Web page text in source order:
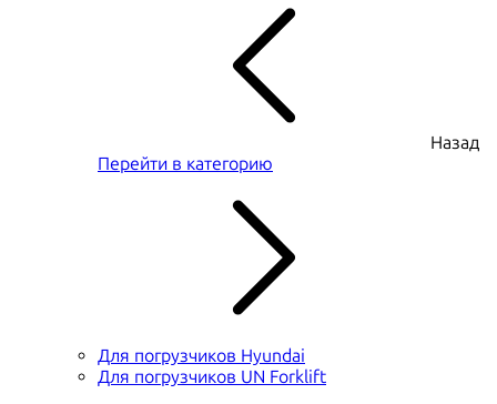
Назад
Перейти в категорию
Для погрузчиков Hyundai
Для погрузчиков UN Forklift